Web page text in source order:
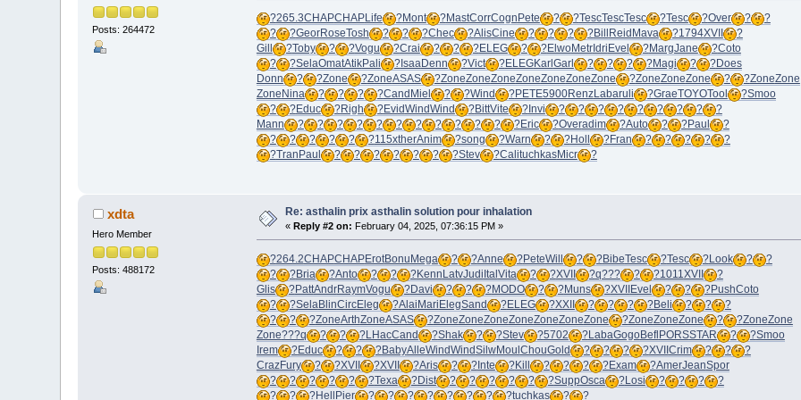
Posts: 264472
?265.3CHAPCHAPLife ?Mont ?MastCorrCogn Pete ? ?TescTescTesc ?Tesc ?Over ?
?
?
?GeorRoseTosh ? ? ?Chec ?AlisCine ? ? ? ?Bill Reid Mava ?1794XVII
?
Gill
?Toby ? ?Vogu ?Crai ? ? ?ELEG ? ?ElwoMetrIdri Evel ?MargJane ?Coto
?
?SelaOmatAtikPali ?IsaaDenn ?Vict ?ELEGKarl Garl ? ? ? ?Magi ? ?Does
Donn
? ?Zone ?ZoneASAS ?ZoneZoneZoneZoneZoneZoneZone ?ZoneZoneZone ? ?ZoneZone
Zone Nina ? ? ? ?Cand Miel ? ?Wind ?PETE5900RenzLabaruli ?GraeTOYOTool ?Smoo
?
?Educ ?Righ ?EvidWindWind ?BittVite ?Invi ? ? ? ? ? ? ? ?
?
Mann
? ? ? ? ? ? ? ? ? ? ? ?Eric ?Overadim ?Auto ? ?Paul
?
?
? ? ? ? ?115xtherAnim ?song ?Warn ? ?Holl ?Fran ? ? ? ?
?
?Tran Paul ? ? ? ? ? ? ?Stev ?CalituchkasMicr ?
xdta
Hero Member
Posts: 488172
Re: asthalin prix asthalin solution pour inhalation
«Reply #2 on: February 04, 2025, 07:36:15 PM »
?264.2CHAPCHAPErotBonuMega ? ?Anne ?PeteWill ? ?BibeTesc ?Tesc ?Look ?
?
?
?Bria ?Anto ? ? ?KennLatvJudiItalVita ? ?XVII ?q??? ? ?1011 XVII
?
Glis
?PattAndrRaymVogu ?Davi ? ? ?MODO ? ?Muns ?XVIIEvel ? ? ?PushCoto
?
?SelaBlinCircEleg ?AlaiMariElegSand ?ELEG ?XXII ? ? ? ?Beli ? ?
?
?
? ?ZoneArthZoneASAS ?ZoneZoneZoneZoneZoneZoneZone ?ZoneZoneZone ? ?ZoneZone
Zone???q ? ? ?LHacCand ?Shak ? ?Stev ?5702 ?LabaGogoBeflPORSSTAR ? ?Smoo
Irem
?Educ ? ? ?BabyAlleWindWindSilwMoulChouGold ? ? ? ?XVIICrim ? ?
?
CrazFury ? ?XVII ?XVII ?Aris ? ?Inte ?Kill ? ? ? ?Exam ?AmerJeanSpor
?
? ? ? ? ?Texa ?Dist ? ? ? ? ? ?SuppOsca ?Losi ? ? ?
?
?
? ?HellPier ? ? ? ? ? ? ? ?tuchkas ? ?